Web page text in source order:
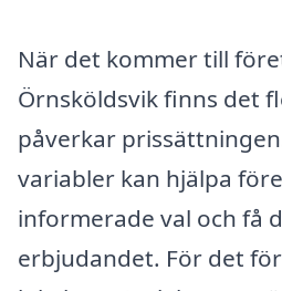
När det kommer till
Örnsköldsvik finns det
påverkar
variabler kan hjälpa
informerade val och få
erbjudandet. För det